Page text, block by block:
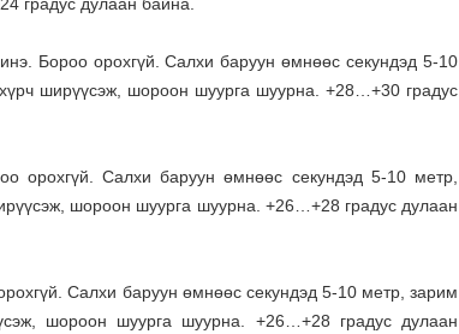
градус дулаан байна.
Бороо орохгүй. Салхи баруун өмнөөс секундэд 5-10
ширүүсэж, шороон шуурга шуурна. +28…+30 градус
орохгүй. Салхи баруун өмнөөс секундэд 5-10 метр,
шороон шуурга шуурна. +26…+28 градус дулаан
Салхи баруун өмнөөс секундэд 5-10 метр, зарим
шороон шуурга шуурна. +26…+28 градус дулаан